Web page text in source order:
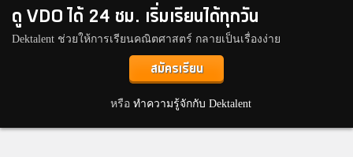
ดู VDO ได้ 24 ชม. เริ่มเรียนได้ทุกวัน
Dektalent ช่วยให้การเรียนคณิตศาสตร์ กลายเป็นเรื่องง่าย
สมัครเรียน
หรือ ทำความรู้จักกับ Dektalent